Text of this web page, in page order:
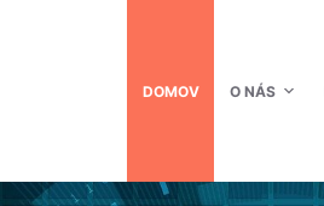
DOMOV O NÁS